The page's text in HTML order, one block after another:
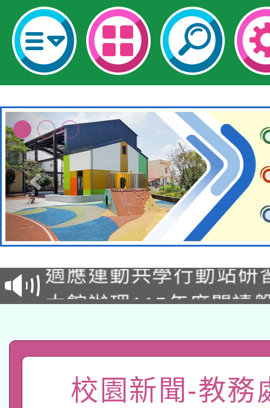
本校115學年度第2次
招甄選結果公告(無人
招)
適應運動共學行動站研
本館辦理115年度閱讀
礎課程
A3數位素養講師名單
「數位內容與教學軟
校園新聞-教務